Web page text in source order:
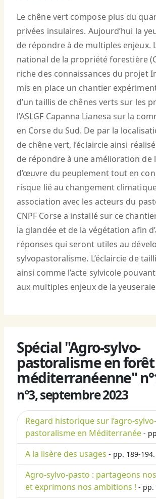
Le chêne vert compose plus du
privées insulaires. Aujourd’hui la
de répondre à de multiples enjeux.
national de la propriété forestière
riche des connaissances du projet
mis en place un chantier
d’un taillis de chênes verts sur les
l’ASLGF Capanna Lianesa sur la
en Corse du Sud. De par la
de chêne vert, l’éclaircie ainsi
de répondre à une amélioration de
d’œuvre du peuplement tout en
risque lié au changement
association avec les acteurs du
CNPF Corse a installé sur ce
la glandée et de la végétation afin
réponses qui seront utiles au
sylvopastoralisme. L’éclaircie de
ainsi comme l’acte sylvicole
aux multiples enjeux de la
Spécial "Agro-sylvo-
pastoralisme en forêt
méditerranéenne"
n°3, septembre 2023
Regard historique sur l’agro-sylvo-
pastoralisme en Méditerranée -
A la lisère des usages - pp. 189-194.
Agro-sylvo-pasto : partageons
et exprimons nos ambitions ! - pp.